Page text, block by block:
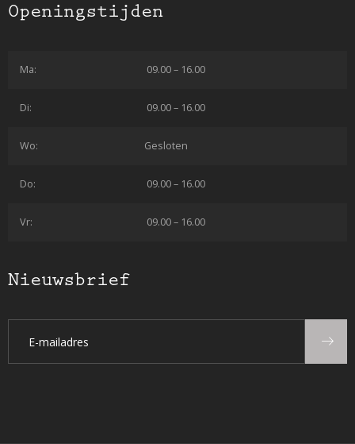
Openingstijden
Ma: 09.00 – 16.00
Di: 09.00 – 16.00
Wo: Gesloten
Do: 09.00 – 16.00
Vr: 09.00 – 16.00
Nieuwsbrief